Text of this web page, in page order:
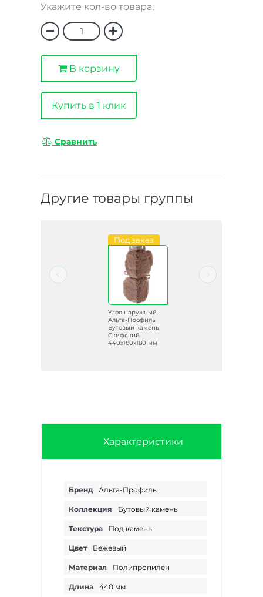
Укажите кол-во товара:
В корзину
Купить в 1 клик
Сравнить
Другие товары группы
Под заказ
Угол наружный
Альта-Профиль
Бутовый камень
Скифский
440х180х180 мм
Характеристики
Бренд Альта-Профиль
Коллекция Бутовый камень
Текстура Под камень
Цвет Бежевый
Материал Полипропилен
Длина 440 мм